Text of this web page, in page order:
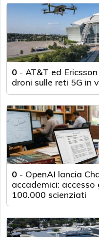
0 - AT&T ed
droni sulle reti 5G in
0 - OpenAI lancia
accademici:
100.000 scienziati